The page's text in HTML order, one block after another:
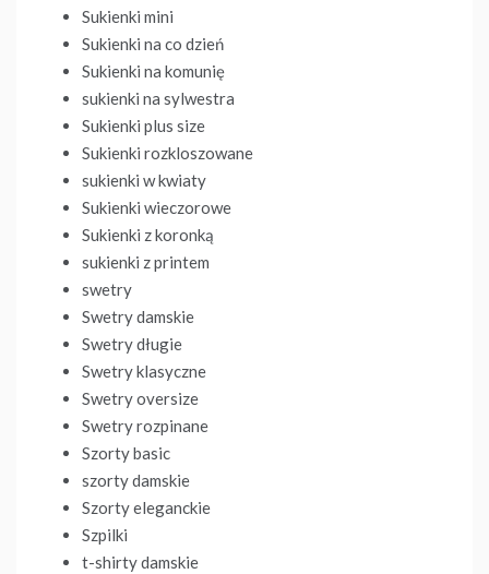
Sukienki mini
Sukienki na co dzień
Sukienki na komunię
sukienki na sylwestra
Sukienki plus size
Sukienki rozkloszowane
sukienki w kwiaty
Sukienki wieczorowe
Sukienki z koronką
sukienki z printem
swetry
Swetry damskie
Swetry długie
Swetry klasyczne
Swetry oversize
Swetry rozpinane
Szorty basic
szorty damskie
Szorty eleganckie
Szpilki
t-shirty damskie